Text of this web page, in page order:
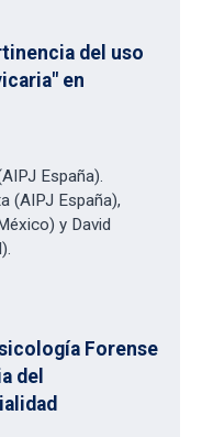
del uso
en
España).
(AIPJ España),
y David
Forense
del